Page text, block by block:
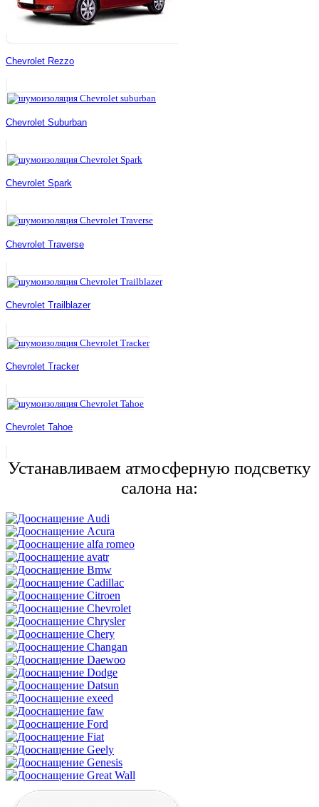
Chevrolet Rezzo
Chevrolet Suburban
Chevrolet Spark
Chevrolet Traverse
Chevrolet Trailblazer
Chevrolet Tracker
Chevrolet Tahoe
Устанавливаем атмосферную подсветку
салона на: